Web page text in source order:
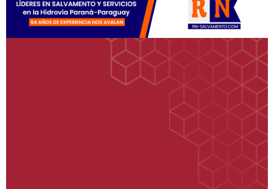
Nombre Apellidos
Estoy de acuerdo con las